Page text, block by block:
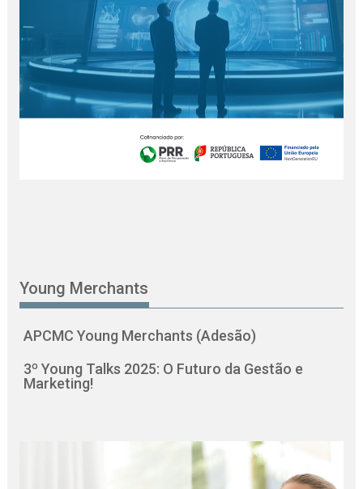
Young Merchants
APCMC Young Merchants (Adesão)
3º Young Talks 2025: O Futuro da Gestão e
Marketing!